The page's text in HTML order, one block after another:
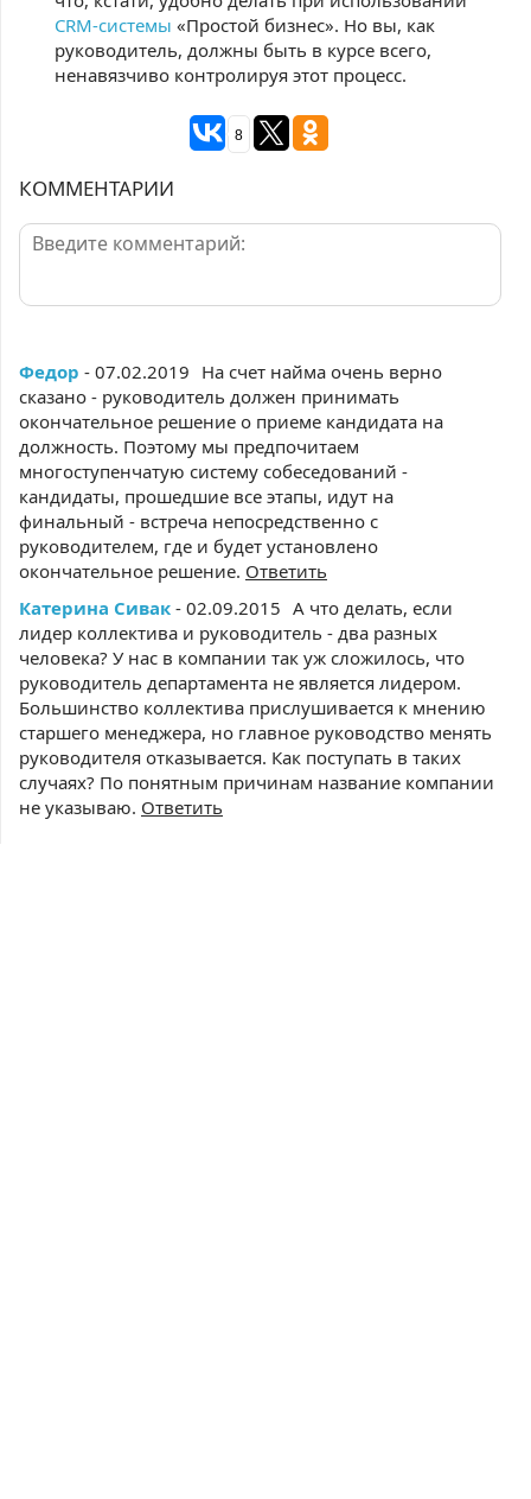
CRM-системы «Простой бизнес». Но вы, как
руководитель, должны быть в курсе всего,
ненавязчиво контролируя этот процесс.
8
КОММЕНТАРИИ
Федор - 07.02.2019 На счет найма очень верно
сказано - руководитель должен принимать
окончательное решение о приеме кандидата на
должность. Поэтому мы предпочитаем
многоступенчатую систему собеседований -
кандидаты, прошедшие все этапы, идут на
финальный - встреча непосредственно с
руководителем, где и будет установлено
окончательное решение. Ответить
Катерина Сивак - 02.09.2015 А что делать, если
лидер коллектива и руководитель - два разных
человека? У нас в компании так уж сложилось, что
руководитель департамента не является лидером.
Большинство коллектива прислушивается к мнению
старшего менеджера, но главное руководство менять
руководителя отказывается. Как поступать в таких
случаях? По понятным причинам название компании
не указываю. Ответить